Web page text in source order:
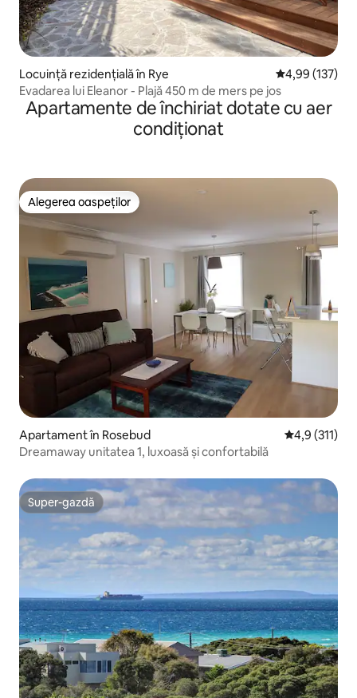
Locuință rezidențială în Rye Scor mediu de
4,99 (137)
Evadarea lui Eleanor - Plajă 450 m de mers pe jos
Apartamente de închiriat dotate cu aer
condiționat
Alegerea oaspeților
Alegerea oaspeților
Apartament în Rosebud Scor mediu
4,9 (311)
Dreamaway unitatea 1, luxoasă și confortabilă
Super-gazdă
Super-gazdă